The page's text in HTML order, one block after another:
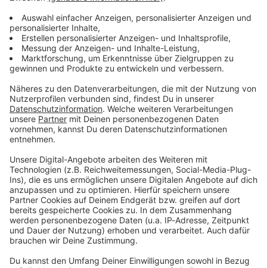
Zum Newsletter anmelden
Du möchtest uns etwas sagen?
Kontaktformular
Sprachnachricht
© dpa-infocom, dpa:260612-930-213710/1